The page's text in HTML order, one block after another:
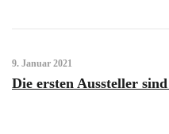
9. Januar 2021
Die ersten Aussteller